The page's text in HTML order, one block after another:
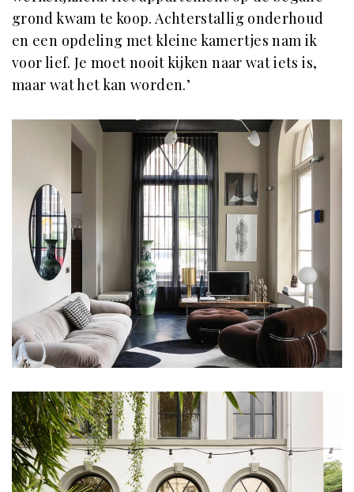
grond kwam te koop. Achterstallig onderhoud
en een opdeling met kleine kamertjes nam ik
voor lief. Je moet nooit kijken naar wat iets is,
maar wat het kan worden.’